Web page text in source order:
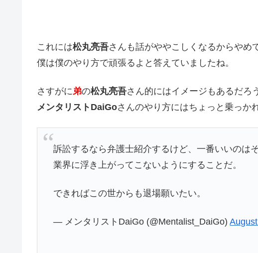
これには松丸亮吾さんも話がややこしくなるからやめ
僕は僕のやり方で頑張るよと答えていましたね。
さすがに弟の松丸亮吾さん的にはイメージもあるだろ
メンタリストDaiGoさんのやり方にはちょっと乗っか
訴訟するなら弁護士紹介するけど、一番いいのは
業界に浮き上がってこないようにすることだ。
できればこの世からも退場願いたい。
— メンタリストDaiGo (@Mentalist_DaiGo)